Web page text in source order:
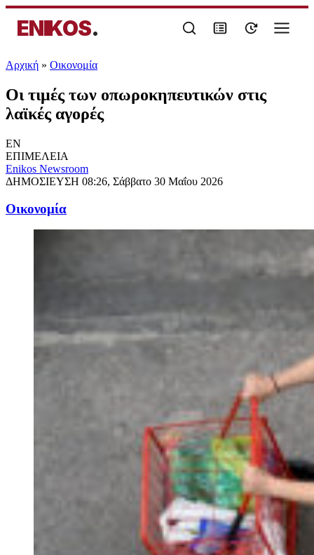
ENIKOS.
Αρχική » Oικονομία
Οι τιμές των οπωροκηπευτικών στις
λαϊκές αγορές
EN
ΕΠΙΜΕΛΕΙΑ
Enikos Newsroom
ΔΗΜΟΣΙΕΥΣΗ 08:26, Σάββατο 30 Μαΐου 2026
Oικονομία